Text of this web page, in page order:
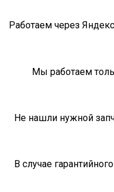
Работаем через
Мы работаем
Не нашли нужной
В случае